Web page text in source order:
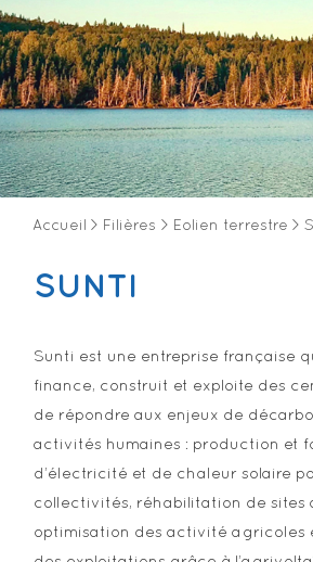
Accueil > Filières > Eolien terrestre >
SUNTI
Sunti est une entreprise française
finance, construit et exploite des
de répondre aux enjeux de
activités humaines : production et
d’électricité et de chaleur solaire
collectivités, réhabilitation de sites
optimisation des activité agricoles